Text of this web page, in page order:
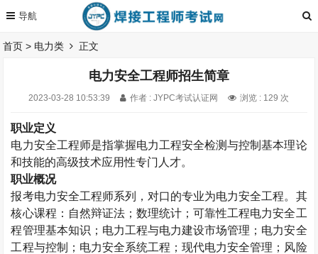
首页 > 电力类 正文
电力安全工程师招生简章
2023-03-28 10:53:39 作者 : JYPC考试认证网 浏览 : 129 次
职业定义
电力安全工程师是指掌握电力工程安全检测与控制基本理论
和技能的高级技术应用性专门人才。
职业概况
报考电力安全工程师系列，对口的专业为电力安全工程。其
核心课程：自然辩证法；数理统计；可靠性工程电力安全工
程管理基本知识；电力工程与电力建设市场管理；电力安全
工程与控制；电力安全系统工程；现代电力安全管理；风险